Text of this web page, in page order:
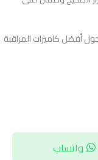
أفضل كاميرات المراقبة
واتساب